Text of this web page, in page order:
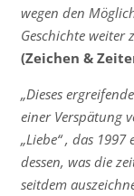
wegen den
Geschichte weiter
(Zeichen &
„Dieses
einer Verspätung
„Liebe“ , das
dessen, was die
seitdem